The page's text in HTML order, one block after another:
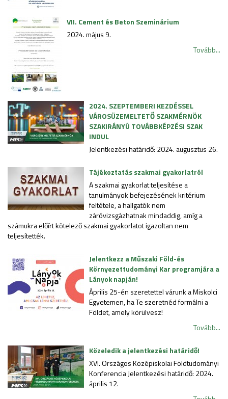
VII. Cement és Beton Szeminárium
2024. május 9.
Tovább...
2024. SZEPTEMBERI KEZDÉSSEL
VÁROSÜZEMELTETŐ SZAKMÉRNÖK
SZAKIRÁNYÚ TOVÁBBKÉPZÉSI SZAK
INDUL
Jelentkezési határidő: 2024. augusztus 26.
Tájékoztatás szakmai gyakorlatról
A szakmai gyakorlat teljesítése a
tanulmányok befejezésének kritérium
feltétele, a hallgatók nem
záróvizsgázhatnak mindaddig, amíg a
számukra előírt kötelező szakmai gyakorlatot igazoltan nem
teljesítették.
Jelentkezz a Műszaki Föld-és
Környezettudományi Kar programjára a
Lányok napján!
Április 25-én szeretettel várunk a Miskolci
Egyetemen, ha Te szeretnéd formálni a
Földet, amely körülvesz!
Tovább...
Közeledik a jelentkezési határidő!
XVI. Országos Középiskolai Földtudományi
Konferencia Jelentkezési határidő: 2024.
április 12.